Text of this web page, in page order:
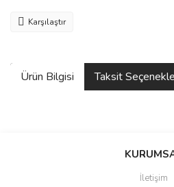
Karşılaştır
Ürün Bilgisi Taksit
İletişim